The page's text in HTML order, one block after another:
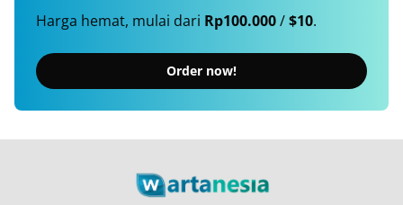
Harga hemat, mulai dari Rp100.000/$10.
Order now!